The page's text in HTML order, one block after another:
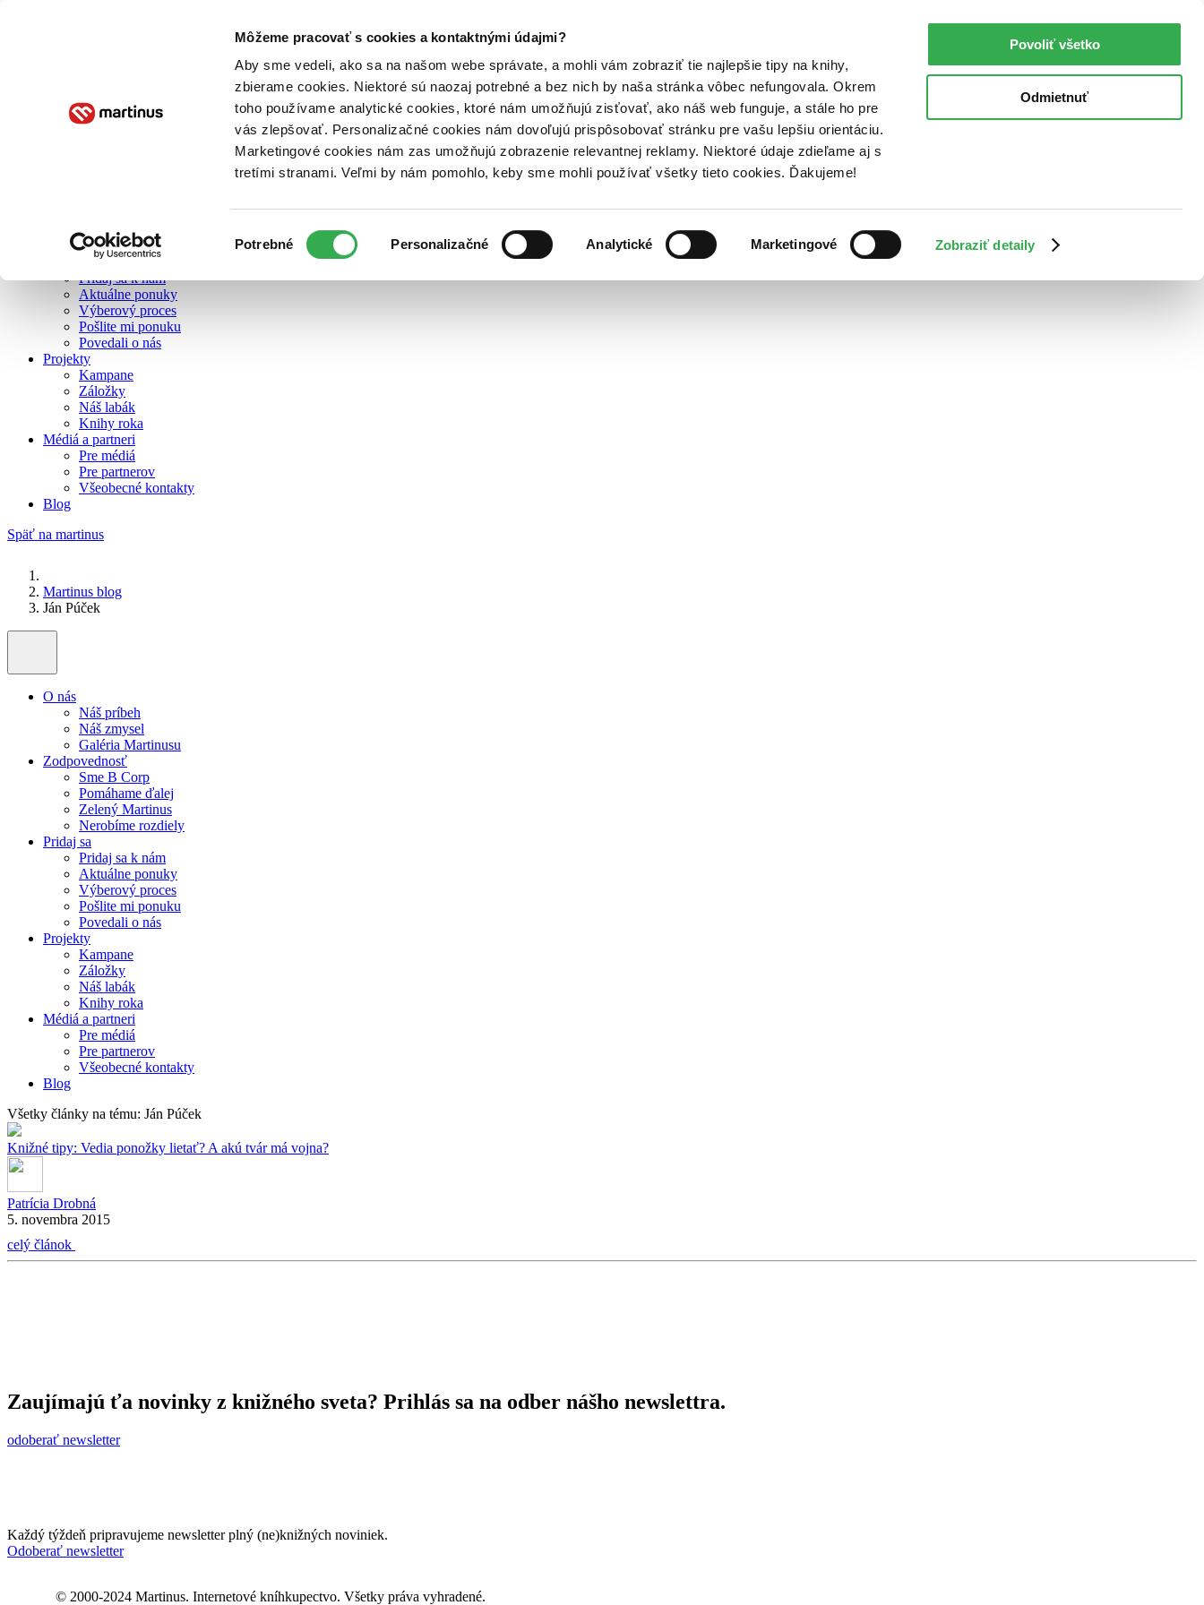
Môžeme pracovať s cookies a kontaktnými údajmi?
Aby sme vedeli, ako sa na našom webe správate, a mohli vám zobraziť tie najlepšie tipy na knihy,
zbierame cookies. Niektoré sú naozaj potrebné a bez nich by naša stránka vôbec nefungovala. Okrem
toho používame analytické cookies, ktoré nám umožňujú zisťovať, ako náš web funguje, a stále ho pre
vás zlepšovať. Personalizačné cookies nám dovoľujú prispôsobovať stránku pre vašu lepšiu orientáciu.
Marketingové cookies nám zas umožňujú zobrazenie relevantnej reklamy. Niektoré údaje zdieľame aj s
tretími stranami. Veľmi by nám pomohlo, keby sme mohli používať všetky tieto cookies. Ďakujeme!
súhlasu
Potrebné Personalizačné Analytické Marketingové Zobraziť detaily
Povoliť všetko
Odmietnuť
O nás
Zelený Martinus
Nerobíme rozdiely
Pridaj sa k nám
Aktuálne ponuky
Výberový proces
Pošlite mi ponuku
Povedali o nás
Projekty
Kampane
Záložky
Náš labák
Knihy roka
Médiá a partneri
Pre médiá
Pre partnerov
Všeobecné kontakty
Blog
Späť na martinus
Martinus blog
Ján Púček
O nás
Náš príbeh
Náš zmysel
Galéria Martinusu
Zodpovednosť
Sme B Corp
Pomáhame ďalej
Zelený Martinus
Nerobíme rozdiely
Pridaj sa
Pridaj sa k nám
Aktuálne ponuky
Výberový proces
Pošlite mi ponuku
Povedali o nás
Projekty
Kampane
Záložky
Náš labák
Knihy roka
Médiá a partneri
Pre médiá
Pre partnerov
Všeobecné kontakty
Blog
Všetky články na tému: Ján Púček
Knižné tipy: Vedia ponožky lietať? A akú tvár má vojna?
Patrícia Drobná
5. novembra 2015
celý článok
Zaujímajú ťa novinky z knižného sveta? Prihlás sa na odber nášho newslettra.
odoberať newsletter
Každý týždeň pripravujeme newsletter plný (ne)knižných noviniek.
Odoberať newsletter
© 2000-2024 Martinus. Internetové kníhkupectvo. Všetky práva vyhradené.